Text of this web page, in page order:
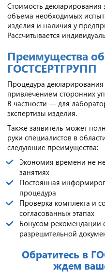
Стоимость
объема необходимых
изделия и наличия у
Рассчитывается
Преимущества
ГОСТСЕРТГРУПП
Процедура
привлечением сторонних
В частности — для
экспертизы изделия.
Также заявитель может
руки специалистов в
следующие преимущества:
Экономия времени не
занятиях
Постоянная
процедура
Проверка комплекта и
согласованных этапах
Бонусом рекомендации
разрешительной
Обратитесь в
ждем